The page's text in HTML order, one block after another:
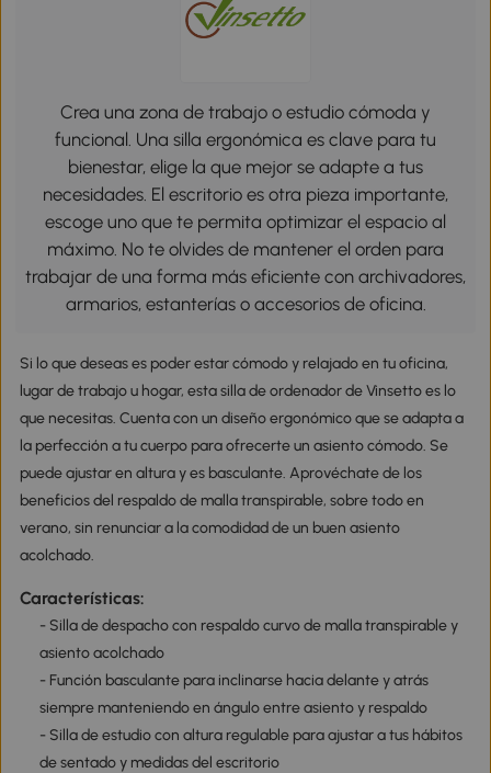
Crea una zona de trabajo o estudio cómoda y
funcional. Una silla ergonómica es clave para tu
bienestar, elige la que mejor se adapte a tus
necesidades. El escritorio es otra pieza importante,
escoge uno que te permita optimizar el espacio al
máximo. No te olvides de mantener el orden para
trabajar de una forma más eficiente con archivadores,
armarios, estanterías o accesorios de oficina.
Si lo que deseas es poder estar cómodo y relajado en tu oficina,
lugar de trabajo u hogar, esta silla de ordenador de Vinsetto es lo
que necesitas. Cuenta con un diseño ergonómico que se adapta a
la perfección a tu cuerpo para ofrecerte un asiento cómodo. Se
puede ajustar en altura y es basculante. Aprovéchate de los
beneficios del respaldo de malla transpirable, sobre todo en
verano, sin renunciar a la comodidad de un buen asiento
acolchado.
Características:
- Silla de despacho con respaldo curvo de malla transpirable y
asiento acolchado
- Función basculante para inclinarse hacia delante y atrás
siempre manteniendo en ángulo entre asiento y respaldo
- Silla de estudio con altura regulable para ajustar a tus hábitos
de sentado y medidas del escritorio